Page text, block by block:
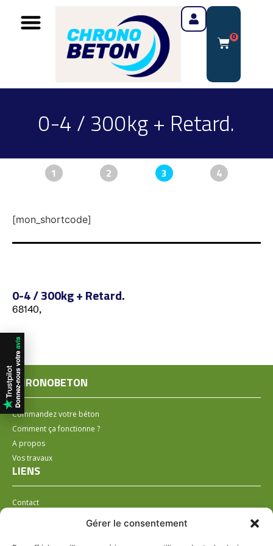
Gérer le consentement
0
0-4 / 300kg + Retard.
1 2 3 4
[mon_shortcode]
0-4 / 300kg + Retard.
68140,
CHRONOBETON
Commandez votre béton
Comment ça fonctionne ?
A propos
Vos travaux
LIENS
Contact